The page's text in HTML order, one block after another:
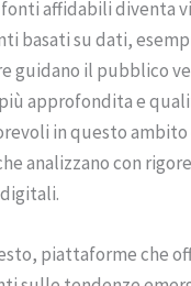
affidabili diventa
basati su dati,
guidano il pubblico
approfondita e
in questo
analizzano con
piattaforme che